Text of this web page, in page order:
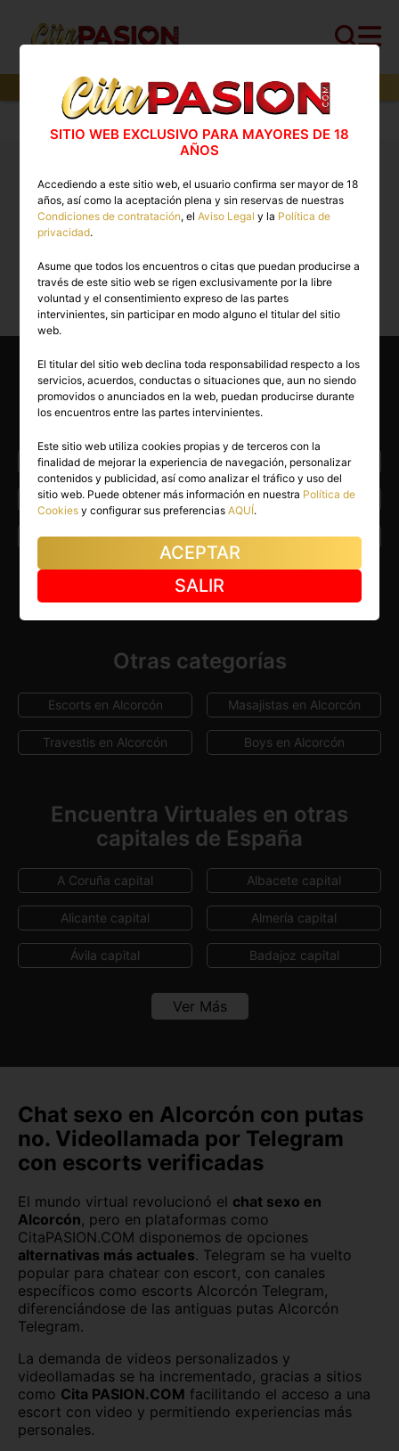
perfiles,0perfiles verificados y0con video
Cita PASION.COM
>Virtuales Madrid >Alcorcón
Videollamadas en Alcorcón verificadas: chats
virtuales con vídeo por Telegram
disponibles para esta búsqueda.
Encuentra Virtuales en otras
localidades
Ajalvir Alameda del Valle
Alcalá de Henares Alcobendas
Alpedrete Ciempozuelos
Getafe Leganés
Ver Más
Otras categorías
Escorts en Alcorcón Masajistas en Alcorcón
Travestis en Alcorcón Boys en Alcorcón
Encuentra Virtuales en otras
capitales de España
A Coruña capital Albacete capital
Alicante capital Almería capital
Ávila capital Badajoz capital
Barcelona capital
Cádiz capital Castellón capital
Ciudad Real capital
Córdoba capital Cuenca capital
Guadalajara capital Huelva capital
Huesca capital Jaén capital
Las Palmas León capital
Lleida capital
Lugo capital Madrid capital
Málaga capital Melilla capital
Ver Más
Chat sexo en Alcorcón con putas
no. Videollamada por Telegram
con escorts verificadas
El mundo virtual revolucionó el chat sexo en
Alcorcón, pero en plataformas como
CitaPASION.COM disponemos de opciones
alternativas más actuales. Telegram se ha vuelto
popular para chatear con escort, con canales
específicos como escorts Alcorcón Telegram,
diferenciándose de las antiguas putas Alcorcón
Telegram.
La demanda de videos personalizados y
videollamadas se ha incrementado, gracias a sitios
como Cita PASION.COM facilitando el acceso a una
escort con video y permitiendo experiencias más
personales.
SITIO WEB EXCLUSIVO PARA MAYORES DE 18
AÑOS
Accediendo a este sitio web, el usuario confirma ser mayor de 18
años, así como la aceptación plena y sin reservas de nuestras
Condiciones de contratación, elAviso Legal y la Política de
privacidad.
Asume que todos los encuentros o citas que puedan producirse a
través de este sitio web se rigen exclusivamente por la libre
voluntad y el consentimiento expreso de las partes
intervinientes, sin participar en modo alguno el titular del sitio
web.
El titular del sitio web declina toda responsabilidad respecto a los
servicios, acuerdos, conductas o situaciones que, aun no siendo
promovidos o anunciados en la web, puedan producirse durante
los encuentros entre las partes intervinientes.
Este sitio web utiliza cookies propias y de terceros con la
finalidad de mejorar la experiencia de navegación, personalizar
contenidos y publicidad, así como analizar el tráfico y uso del
sitio web. Puede obtener más información en nuestra Política de
Cookies y configurar sus preferenciasAQUÍ.
ACEPTAR
SALIR